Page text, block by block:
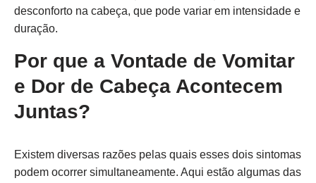
desconforto na cabeça, que pode variar em intensidade e
duração.
Por que a Vontade de Vomitar
e Dor de Cabeça Acontecem
Juntas?
Existem diversas razões pelas quais esses dois sintomas
podem ocorrer simultaneamente. Aqui estão algumas das